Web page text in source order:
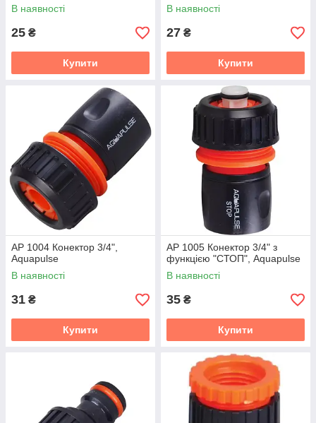
В наявності
25 ₴
Купити
В наявності
27 ₴
Купити
АР 1004 Конектор 3/4",
Aquapulse
В наявності
31 ₴
Купити
АР 1005 Конектор 3/4" з
функцією "СТОП", Aquapulse
В наявності
35 ₴
Купити